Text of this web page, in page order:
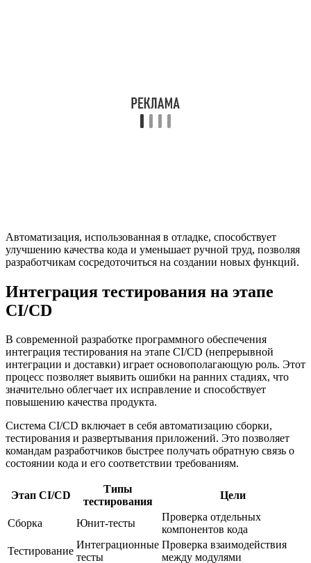
Автоматизация, использованная в отладке, способствует
улучшению качества кода и уменьшает ручной труд, позволяя
разработчикам сосредоточиться на создании новых функций.
Интеграция тестирования на этапе
CI/CD
В современной разработке программного обеспечения
интеграция тестирования на этапе CI/CD (непрерывной
интеграции и доставки) играет основополагающую роль. Этот
процесс позволяет выявить ошибки на ранних стадиях, что
значительно облегчает их исправление и способствует
повышению качества продукта.
Система CI/CD включает в себя автоматизацию сборки,
тестирования и развертывания приложений. Это позволяет
командам разработчиков быстрее получать обратную связь о
состоянии кода и его соответствии требованиям.
Этап CI/CD
Типы
тестирования
Цели
Сборка Юнит-тесты
Проверка отдельных
компонентов кода
Тестирование
Интеграционные
тесты
Проверка взаимодействия
между модулями